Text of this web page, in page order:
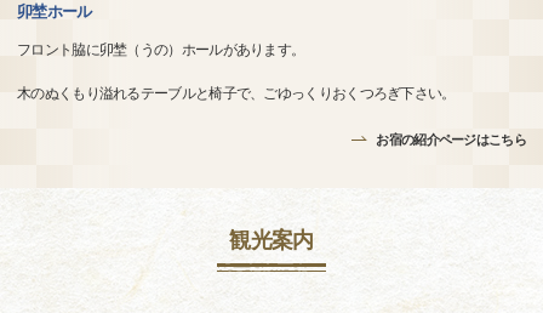
卯埜ホール
フロント脇に卯埜（うの）ホールがあります。
木のぬくもり溢れるテーブルと椅子で、ごゆっくりおくつろぎ下さい。
お宿の紹介ページはこちら
観光案内